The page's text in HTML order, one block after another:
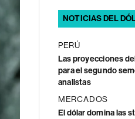
NOTICIAS DEL
PERÚ
Las proyecciones
para el segundo
analistas
MERCADOS
El dólar domina las